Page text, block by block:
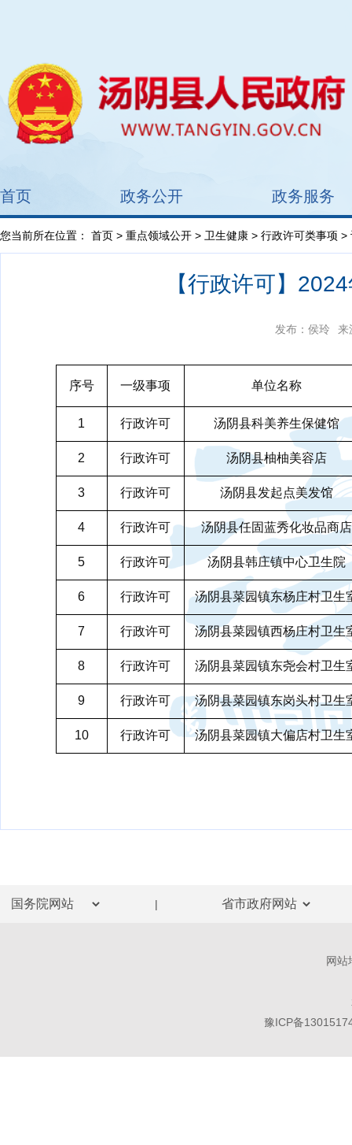
首页 政务公开 政务服务
您当前所在位置： 首页 > 重点领域公开 > 卫生健康 > 行政许可类事项 >
【行政许可】
发布：侯玲 来
序号 一级事项 单位名称
1 行政许可 汤阴县科美养生保健馆
2 行政许可 汤阴县柚柚美容店
3 行政许可 汤阴县发起点美发馆
4 行政许可 汤阴县任固蓝秀化妆品商店
5 行政许可 汤阴县韩庄镇中心卫生院
6 行政许可 汤阴县菜园镇东杨庄村卫生
7 行政许可 汤阴县菜园镇西杨庄村卫生
8 行政许可 汤阴县菜园镇东尧会村卫生
9 行政许可 汤阴县菜园镇东岗头村卫生
10 行政许可 汤阴县菜园镇大偏店村卫生
|
网站
豫ICP备